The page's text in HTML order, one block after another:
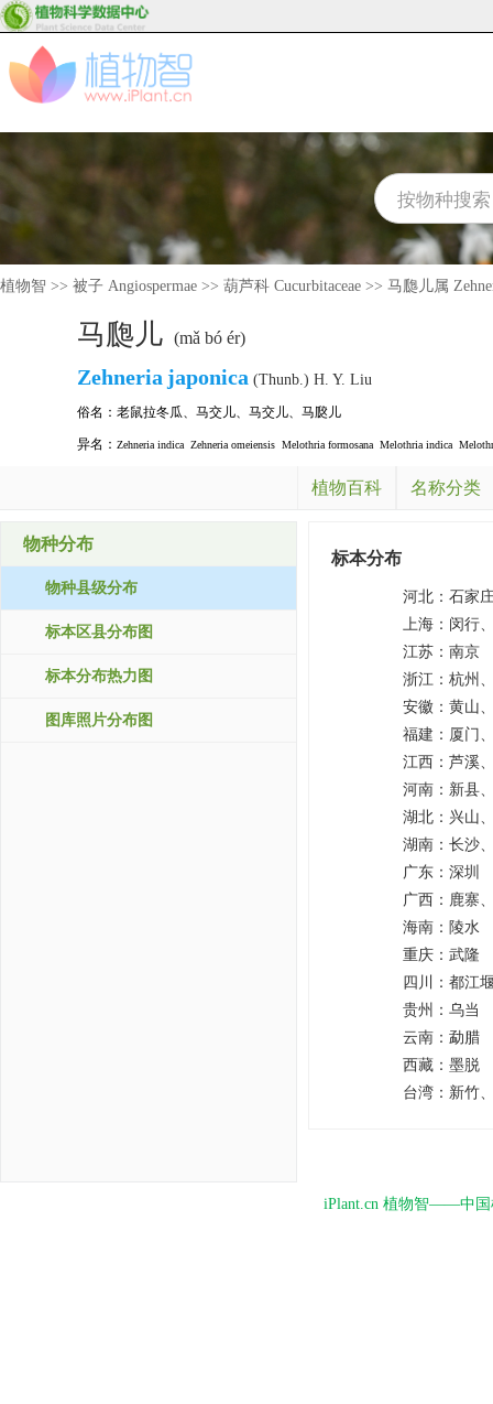
植物智 >> 被子 Angiospermae >> 葫芦科 Cucurbitaceae >> 马瓟儿属
马瓟儿 (mǎ bó ér)
Zehneria japonica (Thunb.) H. Y. Liu
俗名： 老鼠拉冬瓜、 马交儿、 马交儿、 马㼎儿
异名： Zehneria indica Zehneria omeiensis Melothria formosana Melothria indica
植物百科 名称分类
物种分布
物种县级分布
标本区县分布图
标本分布热力图
图库照片分布图
标本分布
河北： 石家
上海： 闵行
江苏： 南京
浙江： 杭州
安徽： 黄山
福建： 厦门
江西： 芦溪
河南： 新县
湖北： 兴山
湖南： 长沙
广东： 深圳
广西： 鹿寨
海南： 陵水
重庆： 武隆
四川： 都江
贵州： 乌当
云南： 勐腊
西藏： 墨脱
台湾： 新竹
iPlant.cn 植物智——中国